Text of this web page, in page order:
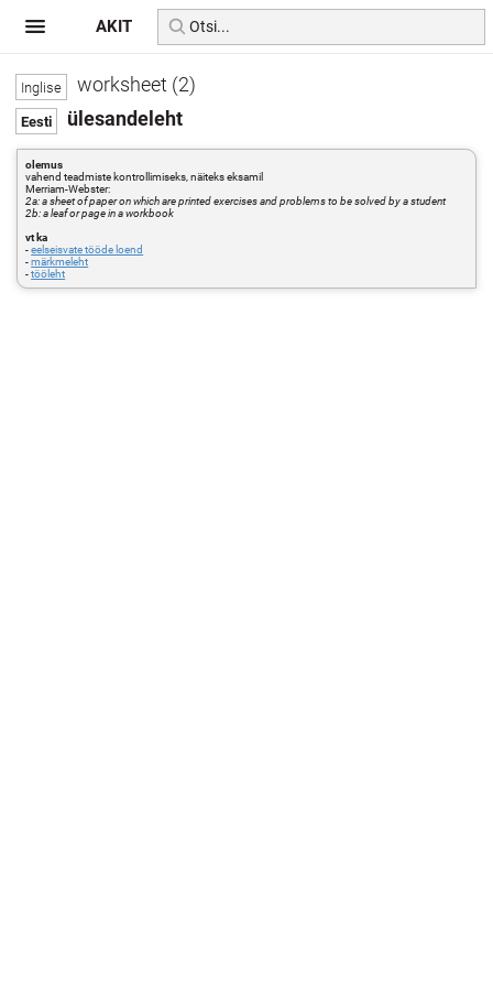
worksheet (2)
ülesandeleht
olemus
vahend teadmiste kontrollimiseks, näiteks eksamil
Merriam-Webster:
2a: a sheet of paper on which are printed exercises and problems to be solved by a student
2b: a leaf or page in a workbook
vt ka
-eelseisvate tööde loend
-märkmeleht
-tööleht
AKIT